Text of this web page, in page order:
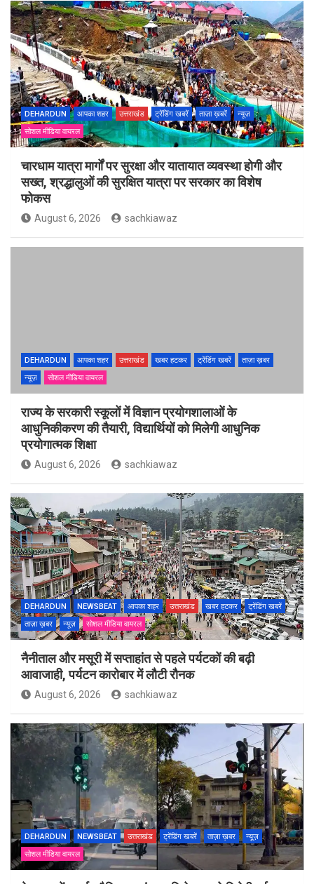
DEHARDUN आपका शहर उत्तराखंड ट्रेंडिंग खबरें ताज़ा ख़बरें
न्यूज़
सोशल मीडिया वायरल
चारधाम यात्रा मार्गों पर सुरक्षा और यातायात व्यवस्था होगी और
सख्त, श्रद्धालुओं की सुरक्षित यात्रा पर सरकार का विशेष
फोकस
August 6, 2026 sachkiawaz
DEHARDUN आपका शहर उत्तराखंड खबर हटकर ट्रेंडिंग खबरें
ताज़ा ख़बर
न्यूज़
सोशल मीडिया वायरल
राज्य के सरकारी स्कूलों में विज्ञान प्रयोगशालाओं के
आधुनिकीकरण की तैयारी, विद्यार्थियों को मिलेगी आधुनिक
प्रयोगात्मक शिक्षा
August 6, 2026 sachkiawaz
DEHARDUN NEWSBEAT आपका शहर उत्तराखंड खबर हटकर
ट्रेंडिंग खबरें
ताज़ा ख़बर
न्यूज़ सोशल मीडिया वायरल
नैनीताल और मसूरी में सप्ताहांत से पहले पर्यटकों की बढ़ी
आवाजाही, पर्यटन कारोबार में लौटी रौनक
August 6, 2026 sachkiawaz
DEHARDUN NEWSBEAT उत्तराखंड ट्रेंडिंग खबरें ताज़ा ख़बर
न्यूज़
सोशल मीडिया वायरल